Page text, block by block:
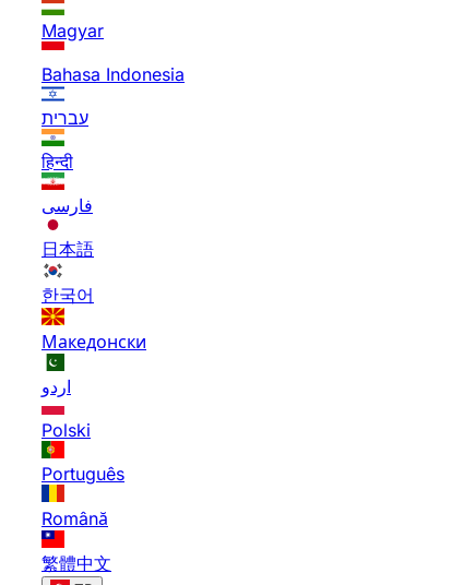
Magyar
Bahasa Indonesia
עברית
हिन्दी
فارسی
日本語
한국어
Македонски
اردو
Polski
Português
Română
繁體中文